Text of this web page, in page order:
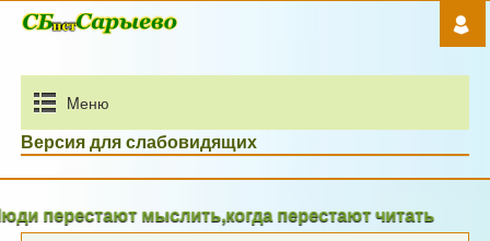
Mеню
Версия для слабовидящих
перестают мыслить,когда перестают читать